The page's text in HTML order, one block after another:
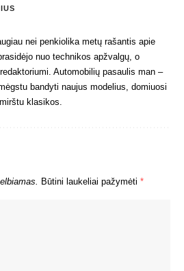
nei penkiolika metų rašantis apie
nuo technikos apžvalgų, o
Automobilių pasaulis man –
bandyti naujus modelius, domiuosi
klasikos.
Būtini laukeliai pažymėti *